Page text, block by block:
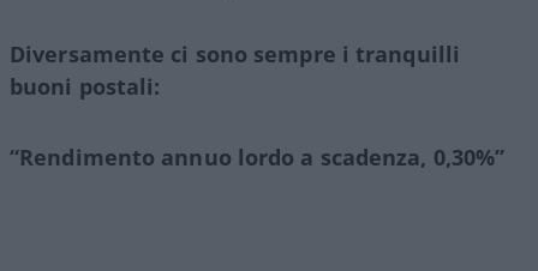
Diversamente ci sono sempre i tranquilli
buoni postali:
“Rendimento annuo lordo a scadenza, 0,30%”